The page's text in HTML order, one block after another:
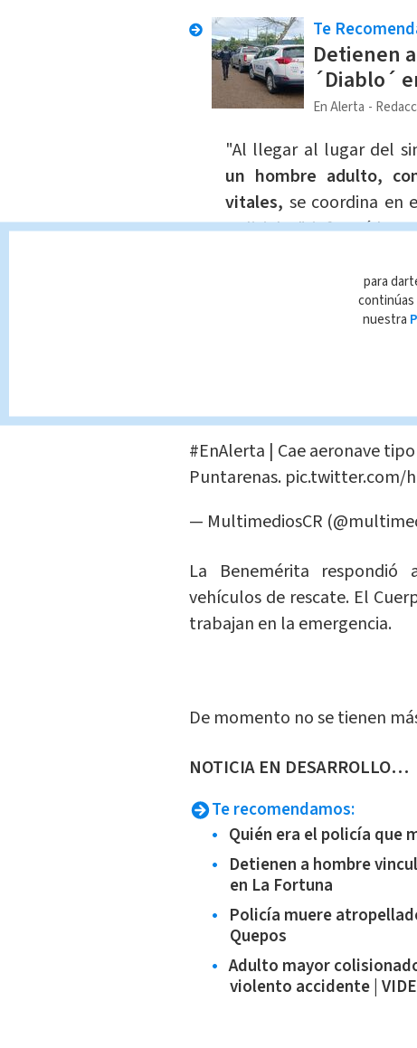
Te
Detienen
´Diablo´
En Alerta
"Al llegar al lugar del
un hombre adulto,
vitales, se coordina en
policiales", informó la
La alerta ingresó alrededor
trasladó hasta el sitio para
maneja que solo una
#EnAlerta | Cae aeronave
Puntarenas. pic.twitter.com/
— MultimediosCR
La Benemérita
vehículos de rescate. El
trabajan en la emergencia.
De momento no se tienen
NOTICIA EN DESARROLLO…
Te recomendamos:
Quién era el policía que
Detienen a hombre
en La Fortuna
Policía muere
Quepos
Adulto mayor
violento accidente |
para
continúas
nuestra